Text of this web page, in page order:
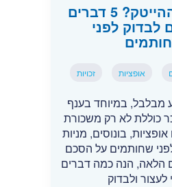
פוטרתם מההייטק? 5 דברים
לבדוק לפני
אופציות זכויות
מבלבל, במיוחד בענף
כוללת לא רק משכורת
בונוסים, מניות
לפני שחותמים על הסכם
הלאה, הנה כמה דברים
ולבדוק